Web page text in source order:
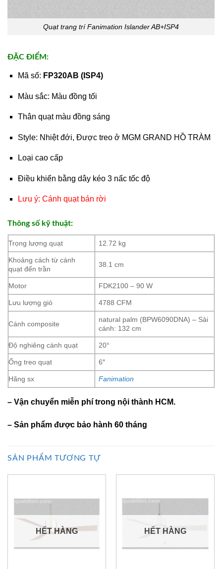
Quạt trang trí Fanimation Islander AB+ISP4
ĐẶC ĐIỂM:
Mã số: FP320AB (ISP4)
Màu sắc: Màu đồng tối
Thân quạt màu đồng sáng
Style: Nhiệt đới, Được treo ở MGM GRAND HỒ TRÀM
Loại cao cấp
Điều khiển bằng dây kéo 3 nấc tốc độ
Lưu ý: Cánh quạt bán rời
Thông số kỹ thuật:
Trọng lượng quạt 12.72 kg
Khoảng cách từ cánh
quạt đến trần
38.1 cm
Motor FDK2100 – 90 W
Lưu lượng gió 4788 CFM
Cánh composite
natural palm (BPW6090DNA) – Sải
cánh: 132 cm
Độ nghiêng cánh quạt 20°
Ống treo quạt 6″
Hãng sx Fanimation
– Vận chuyển miễn phí trong nội thành HCM.
– Sản phẩm được bảo hành 60 tháng
SẢN PHẨM TƯƠNG TỰ
HẾT HÀNG HẾT HÀNG